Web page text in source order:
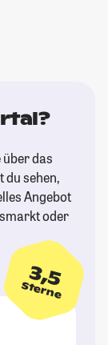
das
du sehen,
Angebot
oder
3,5
Sterne